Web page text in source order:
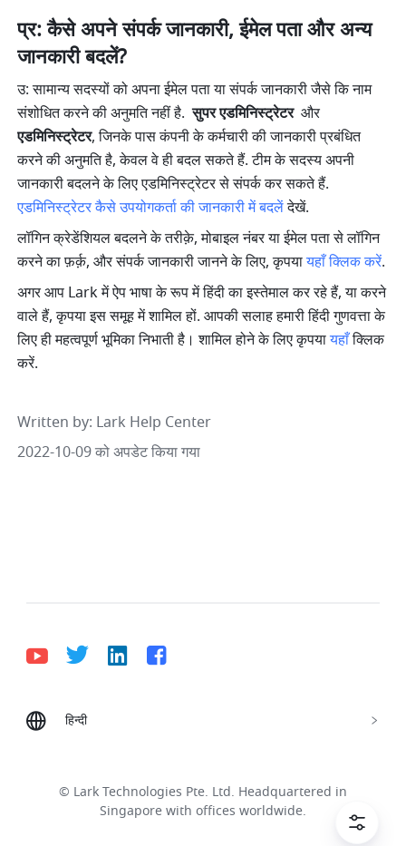
प्र: कैसे अपने संपर्क जानकारी, ईमेल पता और अन्य
जानकारी बदलें?
उ: सामान्य सदस्यों को अपना ईमेल पता या संपर्क जानकारी जैसे कि नाम
संशोधित करने की अनुमति नहीं है. सुपर एडमिनिस्ट्रेटर और
एडमिनिस्ट्रेटर, जिनके पास कंपनी के कर्मचारी की जानकारी प्रबंधित
करने की अनुमति है, केवल वे ही बदल सकते हैं. टीम के सदस्य अपनी
एडमिनिस्ट्रेटर कैसे उपयोगकर्ता की जानकारी में बदलें देखें.
लॉगिन क्रेडेंशियल बदलने के तरीक़े, मोबाइल नंबर या ईमेल पता से लॉगिन
करने का फ़र्क़, और संपर्क जानकारी जानने के लिए, कृपया यहाँ क्लिक करें.
अगर आप Lark में ऐप भाषा के रूप में हिंदी का इस्तेमाल कर रहे हैं, या करने
वाले हैं, कृपया इस समूह में शामिल हों. आपकी सलाह हमारी हिंदी गुणवत्ता के
लिए ही महत्वपूर्ण भूमिका निभाती है। शामिल होने के लिए कृपया यहाँ क्लिक
करें.
Written by: Lark Help Center
2022-10-09 को अपडेट किया गया
हिन्दी
Tiếng Việt
ไทย 한국어 日本語
中文
© Lark Technologies Pte. Ltd. Headquartered in
Singapore with offices worldwide.